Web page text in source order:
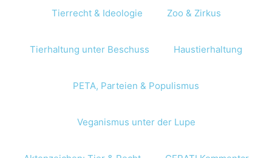
Tierrecht & Ideologie Zoo & Zirkus
Tierhaltung unter Beschuss Haustierhaltung
PETA, Parteien & Populismus
Veganismus unter der Lupe